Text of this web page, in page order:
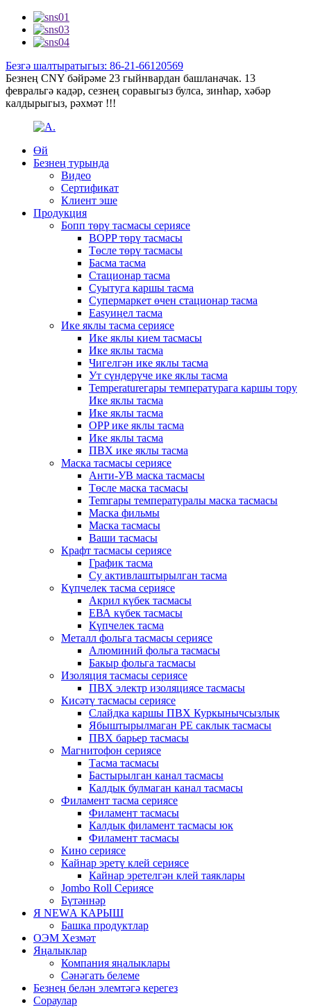
Безгә шалтыратыгыз: 86-21-66120569
Безнең CNY бәйрәме 23 гыйнвардан башланачак. 13
февральгә кадәр, сезнең соравыгыз булса, зинһар, хәбәр
калдырыгыз, рәхмәт !!!
Өй
Безнең турында
Видео
Сертификат
Клиент эше
Продукция
Бопп төрү тасмасы сериясе
BOPP төрү тасмасы
Төсле төрү тасмасы
Басма тасма
Стационар тасма
Суытуга каршы тасма
Супермаркет өчен стационар тасма
Easyиңел тасма
Ике яклы тасма сериясе
Ике яклы кием тасмасы
Ике яклы тасма
Чигелгән ике яклы тасма
Ут сүндерүче ике яклы тасма
Temperatureгары температурага каршы тору
Ике яклы тасма
Ике яклы тасма
OPP ике яклы тасма
Ике яклы тасма
ПВХ ике яклы тасма
Маска тасмасы сериясе
Анти-УВ маска тасмасы
Төсле маска тасмасы
Temгары температуралы маска тасмасы
Маска фильмы
Маска тасмасы
Ваши тасмасы
Крафт тасмасы сериясе
График тасма
Су активлаштырылган тасма
Күпчелек тасма сериясе
Акрил күбек тасмасы
ЕВА күбек тасмасы
Күпчелек тасма
Металл фольга тасмасы сериясе
Алюминий фольга тасмасы
Бакыр фольга тасмасы
Изоляция тасмасы сериясе
ПВХ электр изоляциясе тасмасы
Кисәтү тасмасы сериясе
Слайдка каршы ПВХ Куркынычсызлык
Ябыштырылмаган PE саклык тасмасы
ПВХ барьер тасмасы
Магнитофон сериясе
Тасма тасмасы
Бастырылган канал тасмасы
Калдык булмаган канал тасмасы
Филамент тасма сериясе
Филамент тасмасы
Калдык филамент тасмасы юк
Филамент тасмасы
Кино сериясе
Кайнар эретү клей сериясе
Кайнар эретелгән клей таяклары
Jombo Roll Сериясе
Бүтәннәр
Я NEWА КАРЫШ
Башка продуктлар
ОЭМ Хезмәт
Яңалыклар
Компания яңалыклары
Сәнәгать белеме
Безнең белән элемтәгә керегез
Сораулар